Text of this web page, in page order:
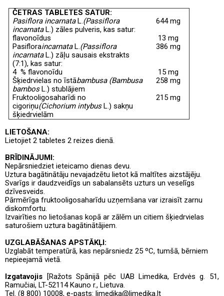
ČETRAS TABLETES SATUR:
Pasiflora incarnataL. (Passiflora
incarnataL.) zāles pulveris, kas satur:
flavonoīdus
644 mg
13 mg
PasifloraincarnataL. (Passiflora
incarnataL.) zāļu sausais ekstrakts
(7:1), kas satur:
4 % flavonoīdu
386 mg
15 mg
Šķiedrvielas no īstābambusa (Bambusa
bambosL.) stublājiem
258 mg
Fruktooligosaharīdi no
cigoriņu(Cichorium intybusL.) sakņu
šķiedrvielām
215 mg
LIETOŠANA:
Lietojiet 2 tabletes 2 reizes dienā.
BRĪDINĀJUMI:
Nepārsniedziet ieteicamo dienas devu.
Uztura bagātinātāju nevajadzētu lietot kā maltītes aizstājēju.
Svarīgs ir daudzveidīgs un sabalansēts uzturs un veselīgs
dzīvesveids.
Pārmērīga fruktooligosaharīdu uzņemšana var izraisīt zarnu
diskomfortu.
Izvairīties no lietošanas kopā ar zālēm un citiem šķiedrvielas
saturošiem uztura bagātinātājiem.
UZGLABĀŠANAS APSTĀKĻI:
Uzglabāt temperatūrā, kas nepārsniedz 25 ºC, tumšā, bērniem
nepieejamā vietā.
Izgatavojis
[Ražots Spānijā pēc UAB Limedika, Erdvės g. 51,
Ramučiai, LT-52114 Kauno r., Lietuva.
Tel. (8 800) 10008, e-pasts: limedika@limedika.lt